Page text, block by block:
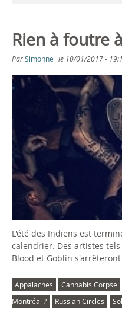
Rien à foutre
ParSimonne le 10/01/2017 -
L'été des Indiens est
calendrier. Des artistes tels
Blood et Goblin
Appalaches Cannabis Corpse
Montréal ?
Russian Circles